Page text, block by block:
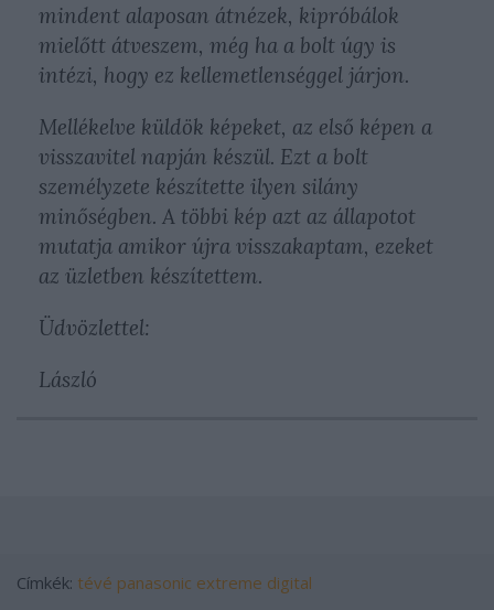
mindent alaposan átnézek, kipróbálok
mielőtt átveszem, még ha a bolt úgy is
intézi, hogy ez kellemetlenséggel járjon.
Mellékelve küldök képeket, az első képen a
visszavitel napján készül. Ezt a bolt
személyzete készítette ilyen silány
minőségben. A többi kép azt az állapotot
mutatja amikor újra visszakaptam, ezeket
az üzletben készítettem.
Üdvözlettel:
László
Címkék: tévé panasonic extreme digital